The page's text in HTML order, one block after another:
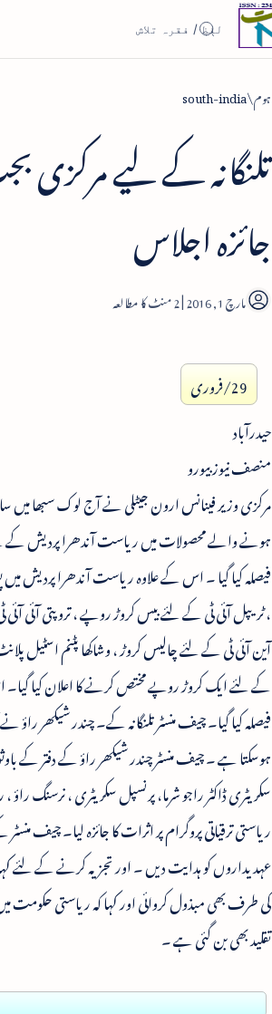
ہوم south-india
تلنگانہ کے لیے
جائزہ اجلاس
2
29/فروری
حیدرآباد
منصف نیوز بیورو
، ٹریپل آئی ٹی کے لئے بیس کروڑ روپے ، تروپتی آئی
کے لئے ایک کروڑ روپے مختص کرنے کا اعلان کیا
ہوسکتا ہے ۔ چیف منسٹر چندر شیکھر راؤ کے دفتر کے
سکریٹری ڈاکٹر راجو شرما، پرنسپل سکریٹری ، نرسنگ
ریاستی ترقیاتی پروگرام پر اثرات کا جائزہ لیا۔
عہدیداروں کو ہدایت دیں ۔ اور تجزیہ کرنے کے لئے
کی طرف بھی مبذول کروائی اور کہا کہ ریاستی حکومت
تقلید بھی بن گئی ہے ۔